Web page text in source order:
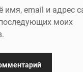
имя, email и адрес
моих